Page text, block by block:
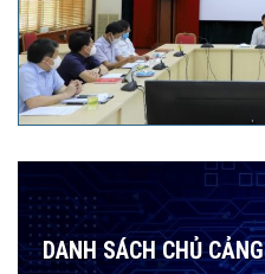
DANH SÁCH CHỦ